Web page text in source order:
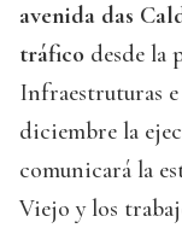
avenida das
tráfico desde la
Infraestruturas
diciembre la
comunicará la
Viejo y los